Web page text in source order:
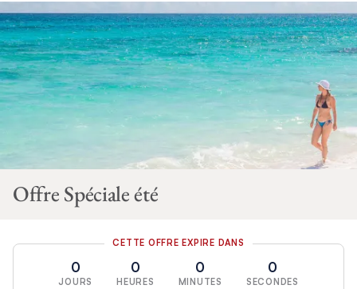
Offre Spéciale été
CETTE OFFRE EXPIRE DANS
0
JOURS
0
HEURES
0
MINUTES
0
SECONDES